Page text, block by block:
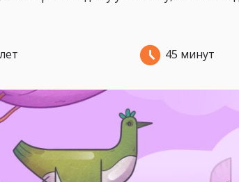
45 минут